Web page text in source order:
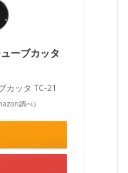
ーブカッタ
カッタ TC-21
調べ）